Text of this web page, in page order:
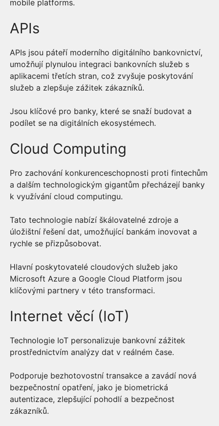
mobile platforms.
APIs
APIs jsou páteří moderního digitálního bankovnictví,
umožňují plynulou integraci bankovních služeb s
aplikacemi třetích stran, což zvyšuje poskytování
služeb a zlepšuje zážitek zákazníků.
Jsou klíčové pro banky, které se snaží budovat a
podílet se na digitálních ekosystémech.
Cloud Computing
Pro zachování konkurenceschopnosti proti fintechům
a dalším technologickým gigantům přecházejí banky
k využívání cloud computingu.
Tato technologie nabízí škálovatelné zdroje a
úložištní řešení dat, umožňující bankám inovovat a
rychle se přizpůsobovat.
Hlavní poskytovatelé cloudových služeb jako
Microsoft Azure a Google Cloud Platform jsou
klíčovými partnery v této transformaci.
Internet věcí (IoT)
Technologie IoT personalizuje bankovní zážitek
prostřednictvím analýzy dat v reálném čase.
Podporuje bezhotovostní transakce a zavádí nová
bezpečnostní opatření, jako je biometrická
autentizace, zlepšující pohodlí a bezpečnost
zákazníků.